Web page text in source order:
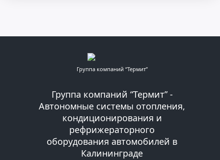
Группа компаний “Термит”
Группа компаний “Термит” -
Автономные системы отопления,
кондиционирования и
рефрижераторного
оборудования автомобилей в
Калининграде